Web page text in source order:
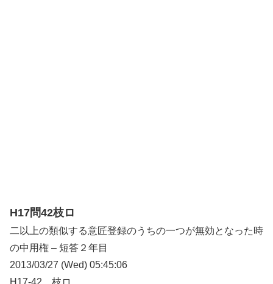
H17問42枝ロ
二以上の類似する意匠登録のうちの一つが無効となった時
の中用権 – 短答２年目
2013/03/27 (Wed) 05:45:06